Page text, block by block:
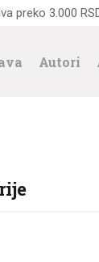
preko 3.000
Autori